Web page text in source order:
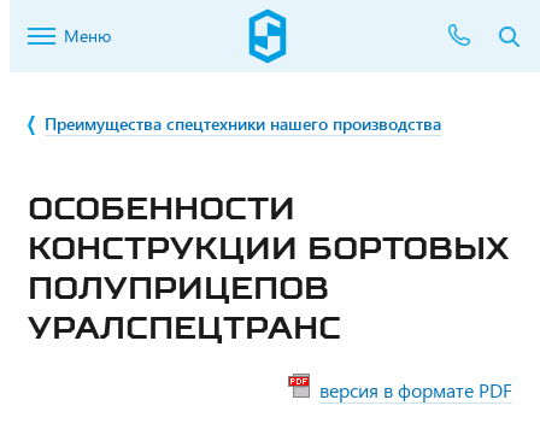
Меню
Преимущества спецтехники нашего производства
ОСОБЕННОСТИ
КОНСТРУКЦИИ БОРТОВЫХ
ПОЛУПРИЦЕПОВ
УРАЛСПЕЦТРАНС
версия в формате PDF